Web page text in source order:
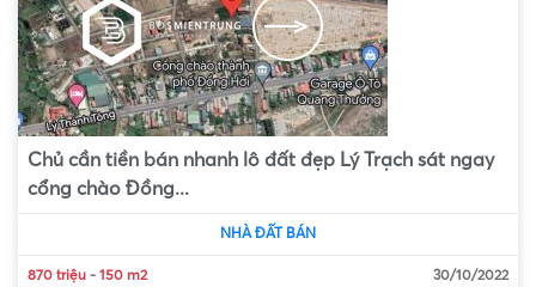
Chủ cần tiền bán nhanh lô đất đẹp Lý Trạch sát ngay
cổng chào Đồng...
NHÀ ĐẤT BÁN
870 triệu - 150 m2 30/10/2022